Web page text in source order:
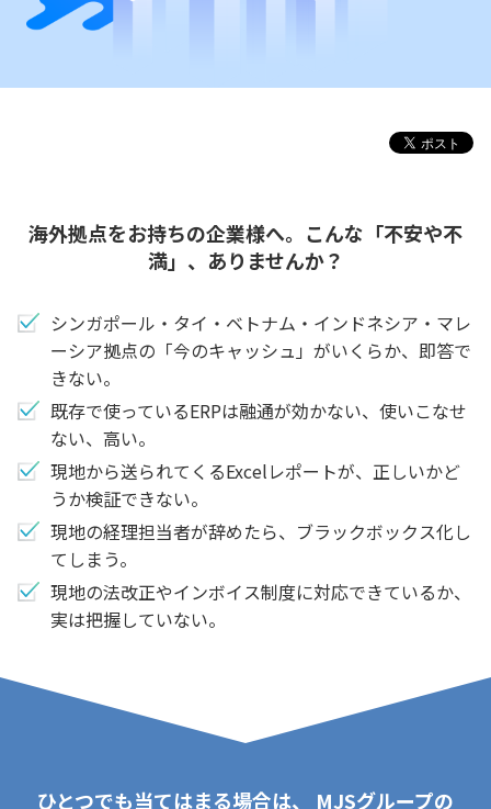
海外拠点をお持ちの企業様へ。こんな「不安や不
満」、ありませんか？
シンガポール・タイ・ベトナム・インドネシア・マレ
ーシア拠点の「今のキャッシュ」がいくらか、即答で
きない。
既存で使っているERPは融通が効かない、使いこなせ
ない、高い。
現地から送られてくるExcelレポートが、正しいかど
うか検証できない。
現地の経理担当者が辞めたら、ブラックボックス化し
てしまう。
現地の法改正やインボイス制度に対応できているか、
実は把握していない。
ひとつでも当てはまる場合は、
MJSグループの